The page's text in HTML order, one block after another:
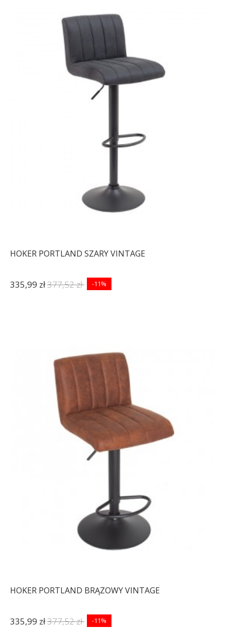
HOKER OREGON BRANDY
HOKER OREGON 103 CM I
HOKER PORTLAND SZARY VINTAGE
335,99 zł377,52 zł -11%
HOKER PORTLAND BRĄZOWY VINTAGE
335,99 zł377,52 zł -11%